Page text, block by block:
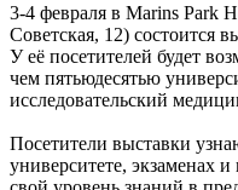
3-4 февраля в Marins Park
Советская, 12) состоится
У её посетителей будет
чем пятьюдесятью
исследовательский
Посетители выставки
университете, экзаменах